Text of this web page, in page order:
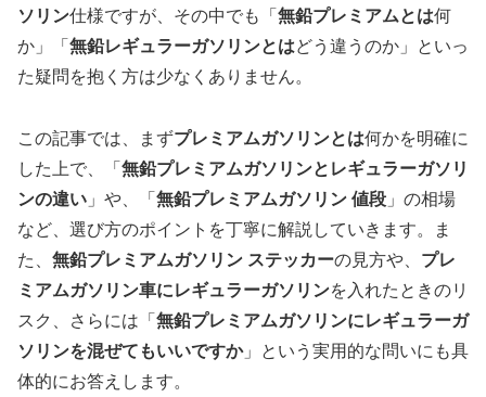
ソリン仕様ですが、その中でも「 無鉛プレミアムとは何
か」「 無鉛レギュラーガソリンとはどう違うのか」といっ
た疑問を抱く方は少なくありません。
この記事では、まずプレミアムガソリンとは何かを明確に
した上で、「 無鉛プレミアムガソリンとレギュラーガソリ
ンの違い 」や、「 無鉛プレミアムガソリン 値段 」の相場
など、選び方のポイントを丁寧に解説していきます。ま
た、 無鉛プレミアムガソリン ステッカーの見方や、 プレ
ミアムガソリン車にレギュラーガソリンを入れたときのリ
スク、さらには「 無鉛プレミアムガソリンにレギュラーガ
ソリンを混ぜてもいいですか」という実用的な問いにも具
体的にお答えします。